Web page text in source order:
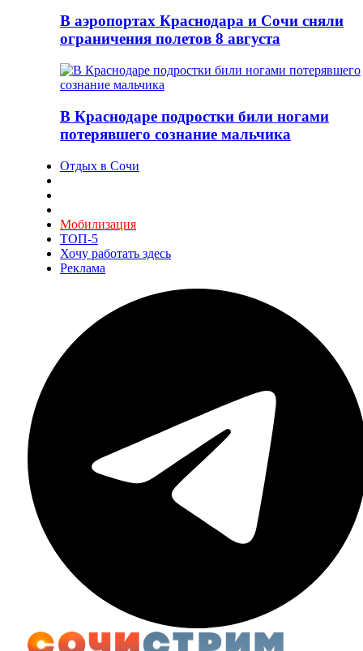
В аэропортах Краснодара и Сочи сняли
ограничения полетов 8 августа
В Краснодаре подростки били ногами
потерявшего сознание мальчика
Отдых в Сочи
Мобилизация
ТОП-5
Хочу работать здесь
Реклама